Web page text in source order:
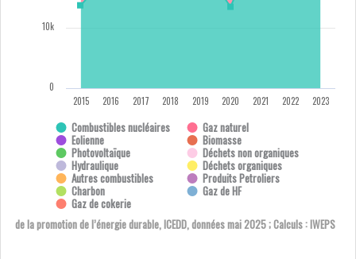
Combustibles nucléaires
Gaz naturel
Eolienne
Biomasse
Photovoltaïque
Déchets non organiques
Hydraulique
Déchets organiques
Autres combustibles
Produits Petroliers
Charbon
Gaz de HF
Gaz de cokerie
0
10k
de la promotion de l’énergie durable, ICEDD, données mai 2025 ; Calculs : IWEPS
2015 2016 2017 2018 2019 2020 2021 2022 2023